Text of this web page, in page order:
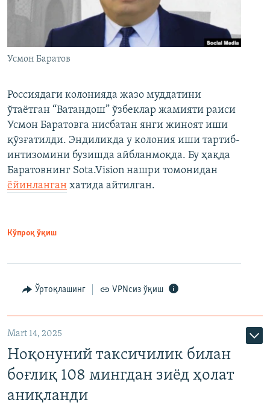
Усмон Баратов
Россиядаги колонияда жазо муддатини
ўтаётган “Ватандош” ўзбеклар жамияти раиси
Усмон Баратовга нисбатан янги жиноят иши
қўзғатилди. Эндиликда у колония иши тартиб-
интизомини бузишда айбланмоқда. Бу ҳақда
Баратовнинг Sota.Vision нашри томонидан
ёйинланган хатида айтилган.
Кўпроқ ўқиш
Ўртоқлашинг VPNсиз ўқиш
Mart 14, 2025
Ноқонуний таксичилик билан
боғлиқ 108 мингдан зиёд ҳолат
аниқланди